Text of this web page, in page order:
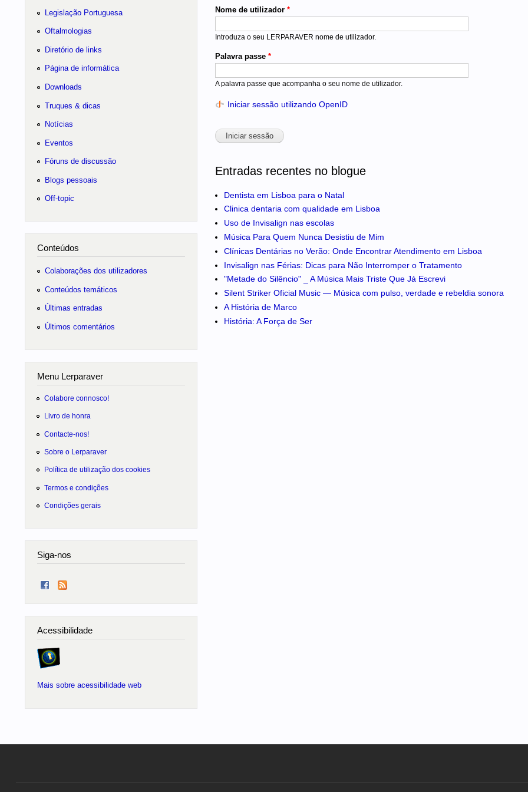
Nome de utilizador *
Introduza o seu LERPARAVER nome de utilizador.
Palavra passe *
A palavra passe que acompanha o seu nome de utilizador.
Iniciar sessão utilizando OpenID
Entradas recentes no blogue
Dentista em Lisboa para o Natal
Clinica dentaria com qualidade em Lisboa
Uso de Invisalign nas escolas
Música Para Quem Nunca Desistiu de Mim
Clínicas Dentárias no Verão: Onde Encontrar Atendimento em Lisboa
Invisalign nas Férias: Dicas para Não Interromper o Tratamento
"Metade do Silêncio" _ A Música Mais Triste Que Já Escrevi
Silent Striker Oficial Music — Música com pulso, verdade e rebeldia sonora
A História de Marco
História: A Força de Ser
Legislação Portuguesa
Oftalmologias
Diretório de links
Página de informática
Downloads
Truques & dicas
Notícias
Eventos
Fóruns de discussão
Blogs pessoais
Off-topic
Conteúdos
Colaborações dos utilizadores
Conteúdos temáticos
Últimas entradas
Últimos comentários
Menu Lerparaver
Colabore connosco!
Livro de honra
Contacte-nos!
Sobre o Lerparaver
Política de utilização dos cookies
Termos e condições
Condições gerais
Siga-nos
Acessibilidade
Mais sobre acessibilidade web